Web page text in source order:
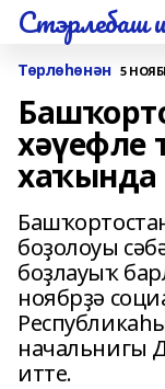
Стэрлебаш
Төрлөһөнән 5
хәүефле
хаҡында
боҙолоуы
боҙлауыҡ
ноябрҙә
начальнигы
итте.